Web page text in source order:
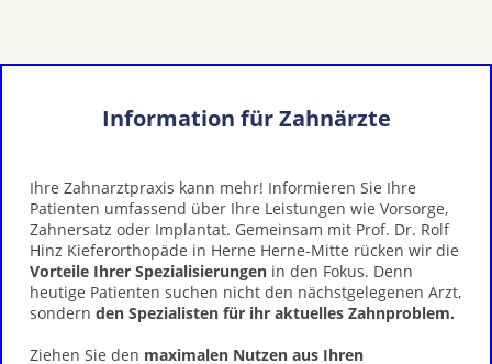
Information für Zahnärzte
Ihre Zahnarztpraxis kann mehr! Informieren Sie Ihre
Patienten umfassend über Ihre Leistungen wie Vorsorge,
Zahnersatz oder Implantat. Gemeinsam mit Prof. Dr. Rolf
Hinz Kieferorthopäde in Herne Herne-Mitte rücken wir die
Vorteile Ihrer Spezialisierungen in den Fokus. Denn
heutige Patienten suchen nicht den nächstgelegenen Arzt,
sondern den Spezialisten für ihr aktuelles Zahnproblem.
Ziehen Sie den maximalen Nutzen aus Ihren